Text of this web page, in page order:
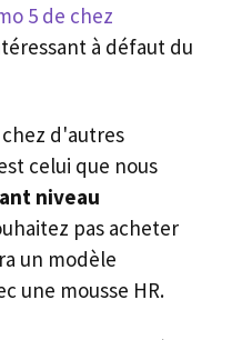
5 de chez
à défaut du
d'autres
celui que nous
niveau
pas acheter
un modèle
une mousse HR.